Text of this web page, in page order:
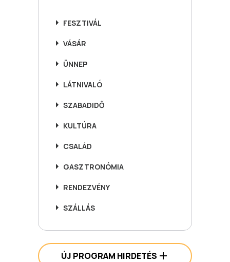
FESZTIVÁL
VÁSÁR
ÜNNEP
LÁTNIVALÓ
SZABADIDŐ
KULTÚRA
CSALÁD
GASZTRONÓMIA
RENDEZVÉNY
SZÁLLÁS
ÚJ PROGRAM HIRDETÉS